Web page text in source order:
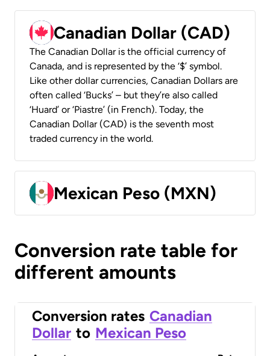
Canadian Dollar (CAD)
The Canadian Dollar is the official currency of
Canada, and is represented by the ‘$’ symbol.
Like other dollar currencies, Canadian Dollars are
often called ‘Bucks’ – but they’re also called
‘Huard’ or ‘Piastre’ (in French). Today, the
Canadian Dollar (CAD) is the seventh most
traded currency in the world.
Mexican Peso (MXN)
Conversion rate table for
different amounts
Conversion rates Canadian
Dollar to Mexican Peso